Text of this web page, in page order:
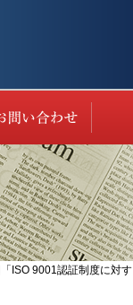
）
ISO 9001認証制度に対す